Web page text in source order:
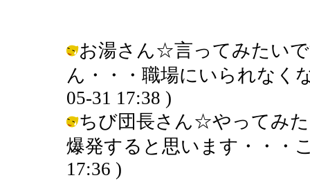
お湯さん☆言ってみたい
ん・・・職場にいられなく
05-31 17:38 )
ちび団長さん☆やってみ
爆発すると思います・・・
17:36 )